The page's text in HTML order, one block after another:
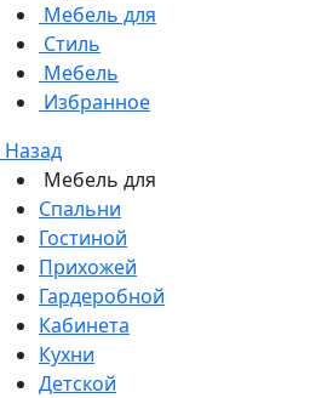
Мебель для
Стиль
Мебель
Избранное
Назад
Мебель для
Спальни
Гостиной
Прихожей
Гардеробной
Кабинета
Кухни
Детской